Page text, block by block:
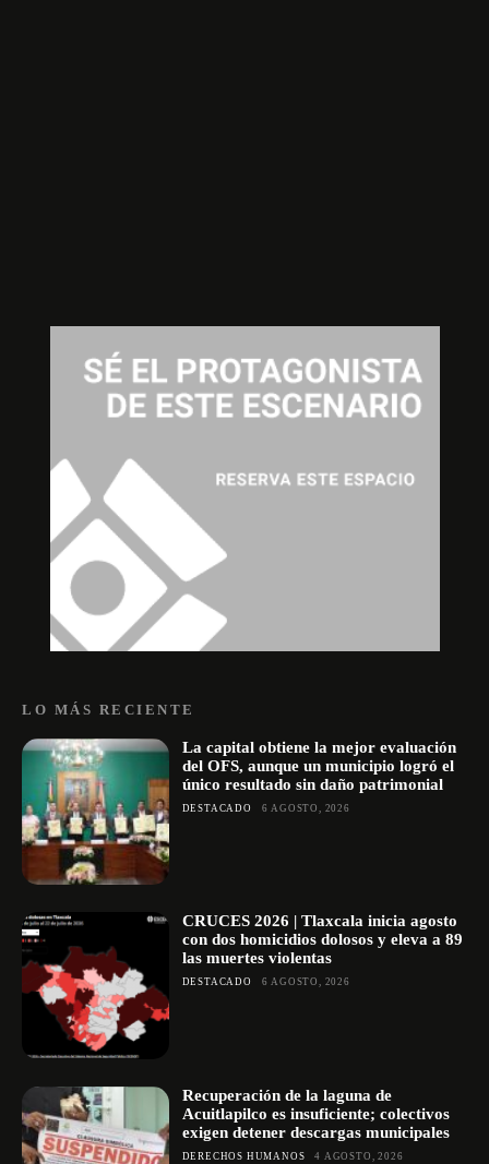
LO MÁS RECIENTE
La capital obtiene la mejor evaluación
del OFS, aunque un municipio logró el
único resultado sin daño patrimonial
DESTACADO 6 AGOSTO, 2026
CRUCES 2026 | Tlaxcala inicia agosto
con dos homicidios dolosos y eleva a 89
las muertes violentas
DESTACADO 6 AGOSTO, 2026
Recuperación de la laguna de
Acuitlapilco es insuficiente; colectivos
exigen detener descargas municipales
DERECHOS HUMANOS 4 AGOSTO, 2026